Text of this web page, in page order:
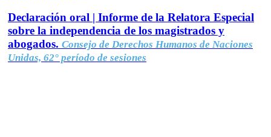
Declaración oral | Informe de la Relatora Especial
sobre la independencia de los magistrados y
abogados. Consejo de Derechos Humanos de Naciones
Unidas, 62° período de sesiones